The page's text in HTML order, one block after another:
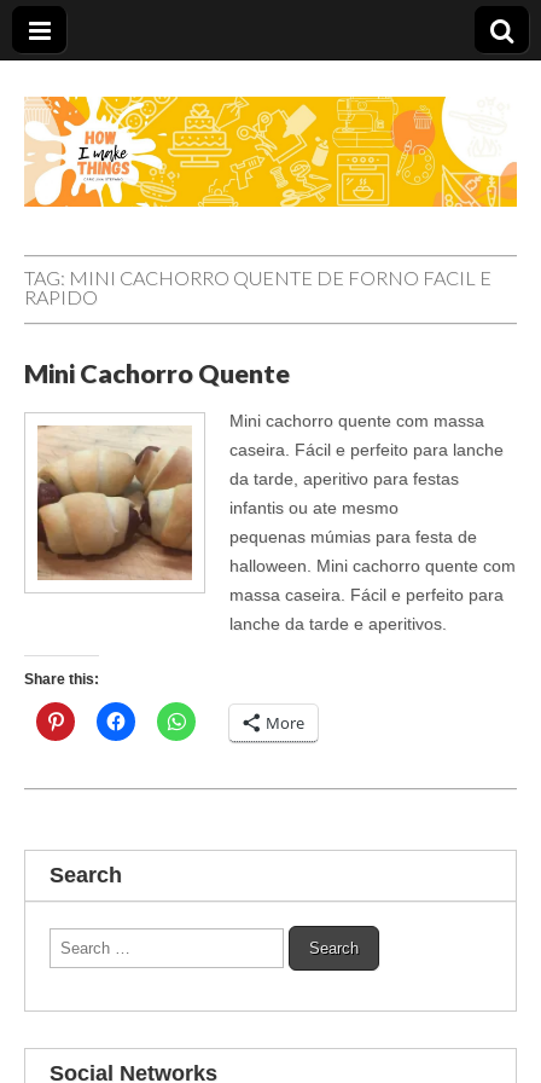
Carolina Stefano
TAG: MINI CACHORRO QUENTE DE FORNO FACIL E
RAPIDO
Mini Cachorro Quente
Mini cachorro quente com massa
caseira. Fácil e perfeito para lanche
da tarde, aperitivo para festas
infantis ou ate mesmo
pequenas múmias para festa de
halloween. Mini cachorro quente com
massa caseira. Fácil e perfeito para
lanche da tarde e aperitivos.
Share this:
More
Search
Social Networks